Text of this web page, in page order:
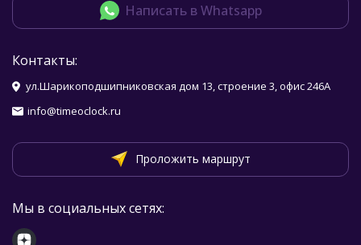
Написать в Whatsapp
Контакты:
ул.Шарикоподшипниковская дом 13, строение 3, офис 246А
info@timeoclock.ru
Проложить маршрут
Мы в социальных сетях: